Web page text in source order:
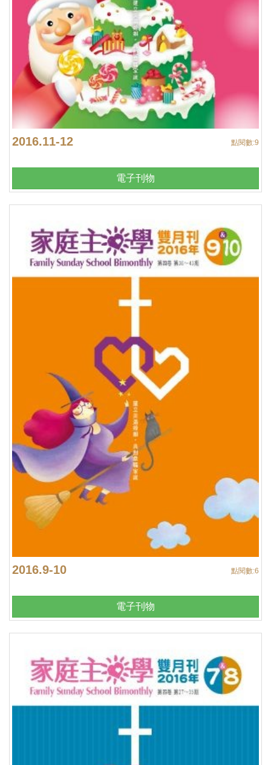
2016.11-12 點閱數:9
電子刊物
2016.9-10 點閱數:6
電子刊物